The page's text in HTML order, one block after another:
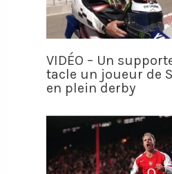
VIDÉO – Un
tacle un joueur de
en plein derby